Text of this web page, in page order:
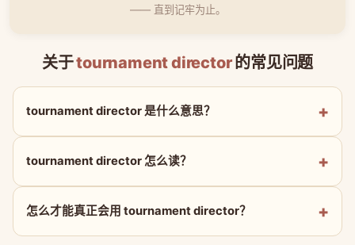
—— 直到记牢为止。
关于tournament director的常见问题
tournament director 是什么意思？
tournament director 怎么读？
怎么才能真正会用 tournament director？